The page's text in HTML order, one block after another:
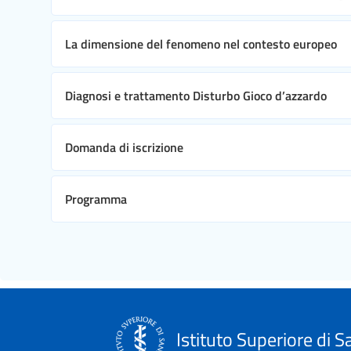
La dimensione del fenomeno nel contesto europeo
Diagnosi e trattamento Disturbo Gioco d’azzardo
Domanda di iscrizione
Programma
Istituto Superiore di